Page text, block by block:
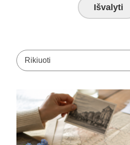
Išvalyti
Rikiuoti